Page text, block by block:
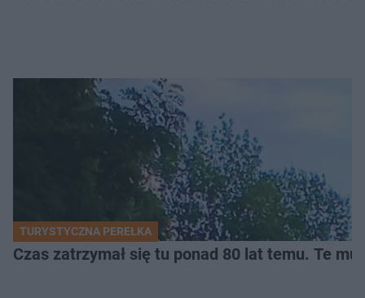
TURYSTYCZNA PEREŁKA
Czas zatrzymał się tu ponad 80 lat temu. Te